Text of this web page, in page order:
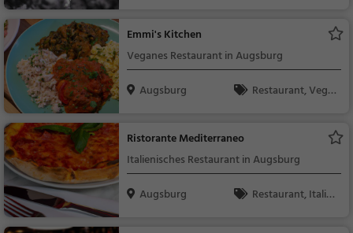
ränke, Bier, Wein, Bur
Emmi's Kitchen
Veganes Restaurant in Augsburg
Augsburg
Restaurant, Vega
Ristorante Mediterraneo
Italienisches Restaurant in Augsburg
Augsburg
Restaurant, Italie